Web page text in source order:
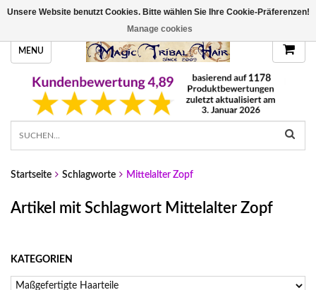
HANDGEFERTIGTE HAARTEILE, DEINE FARBE
MENU
Startseite Schlagworte Mittelalter Zopf
Artikel mit Schlagwort Mittelalter Zopf
KATEGORIEN
Unsere Website benutzt Cookies. Bitte wählen Sie Ihre Cookie-Präferenzen!
Manage cookies